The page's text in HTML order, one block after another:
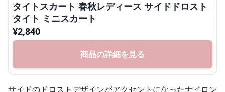
タイトスカート 春秋レディース サイドドロスト
タイト ミニスカート
¥2,840
商品の詳細を見る
サイドのドロストデザインがアクセントになったナイロン